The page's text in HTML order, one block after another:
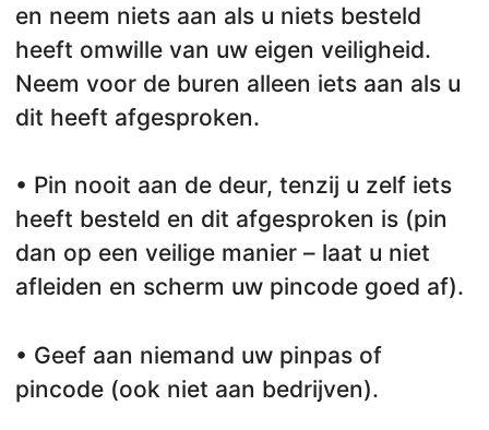
en neem niets aan als u niets besteld
heeft omwille van uw eigen veiligheid.
Neem voor de buren alleen iets aan als u
dit heeft afgesproken.
• Pin nooit aan de deur, tenzij u zelf iets
heeft besteld en dit afgesproken is (pin
dan op een veilige manier – laat u niet
afleiden en scherm uw pincode goed af).
• Geef aan niemand uw pinpas of
pincode (ook niet aan bedrijven).